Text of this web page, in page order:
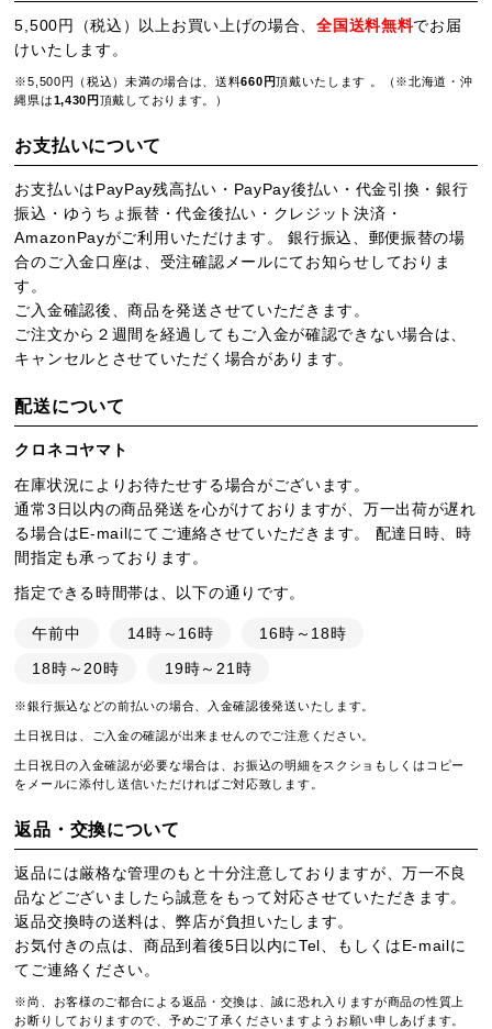
5,500円（税込）以上お買い上げの場合、全国送料無料でお届
けいたします。
※5,500円（税込）未満の場合は、送料660円頂戴いたします 。（※北海道・沖
縄県は1,430円 頂戴しております。）
お支払いについて
お支払いはPayPay残高払い・PayPay後払い・代金引換・銀行
振込・ゆうちょ振替・代金後払い・クレジット決済・
AmazonPayがご利用いただけます。 銀行振込、郵便振替の場
合のご入金口座は、受注確認メールにてお知らせしておりま
す。
ご入金確認後、商品を発送させていただきます。
ご注文から２週間を経過してもご入金が確認できない場合は、
キャンセルとさせていただく場合があります。
配送について
クロネコヤマト
在庫状況によりお待たせする場合がございます。
通常3日以内の商品発送を心がけておりますが、万一出荷が遅れ
る場合はE-mailにてご連絡させていただきます。 配達日時、時
間指定も承っております。
指定できる時間帯は、以下の通りです。
午前中 14時～16時
16時～18時
18時～20時
19時～21時
※銀行振込などの前払いの場合、入金確認後発送いたします。
土日祝日は、ご入金の確認が出来ませんのでご注意ください。
土日祝日の入金確認が必要な場合は、お振込の明細をスクショもしくはコピー
をメールに添付し送信いただければご対応致します。
返品・交換について
返品には厳格な管理のもと十分注意しておりますが、万一不良
品などございましたら誠意をもって対応させていただきます。
返品交換時の送料は、弊店が負担いたします。
お気付きの点は、商品到着後5日以内にTel、もしくはE-mailに
てご連絡ください。
※尚、お客様のご都合による返品・交換は、誠に恐れ入りますが商品の性質上
お断りしておりますので、予めご了承くださいますようお願い申しあげます。